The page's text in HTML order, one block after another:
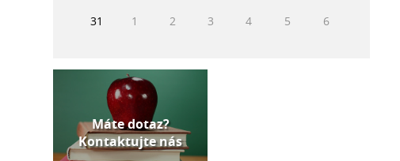
31 1 2 3 4 5 6
Máte dotaz?
Kontaktujte nás